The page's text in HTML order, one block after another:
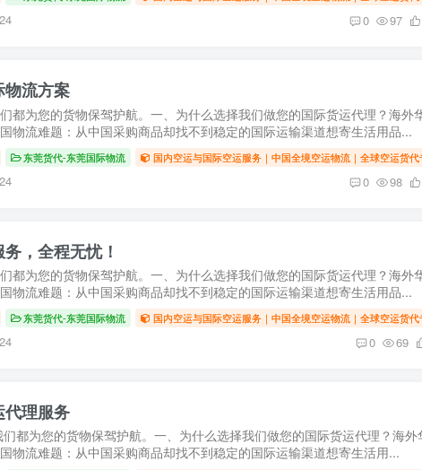
0 97
物流方案
都为您的货物保驾护航。一、为什么选择我们做您的国际货运代理？海外
物流难题：从中国采购商品却找不到稳定的国际运输渠道想寄生活用品...
东莞货代-东莞国际物流 国内空运与国际空运服务｜中国全境空运物流｜全球空运货代
0 98
，全程无忧！
都为您的货物保驾护航。一、为什么选择我们做您的国际货运代理？海外
物流难题：从中国采购商品却找不到稳定的国际运输渠道想寄生活用品...
东莞货代-东莞国际物流 国内空运与国际空运服务｜中国全境空运物流｜全球空运货代
0 69
代理服务
都为您的货物保驾护航。一、为什么选择我们做您的国际货运代理？海外
物流难题：从中国采购商品却找不到稳定的国际运输渠道想寄生活用...